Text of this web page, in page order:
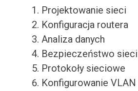
Projektowanie sieci
Konfiguracja routera
Analiza danych
Bezpieczeństwo sieci
Protokoły sieciowe
Konfigurowanie VLAN